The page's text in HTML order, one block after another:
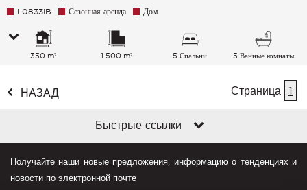
L0833IB Сезонная аренда Дом
350 m² 1 500 m² 5 Спальни 5 Ванные комнаты
НАЗАД Страница 1
Быстрые ссылки
Получайте наши новые предложения, информацию о тенденциях и
новости по электронной почте